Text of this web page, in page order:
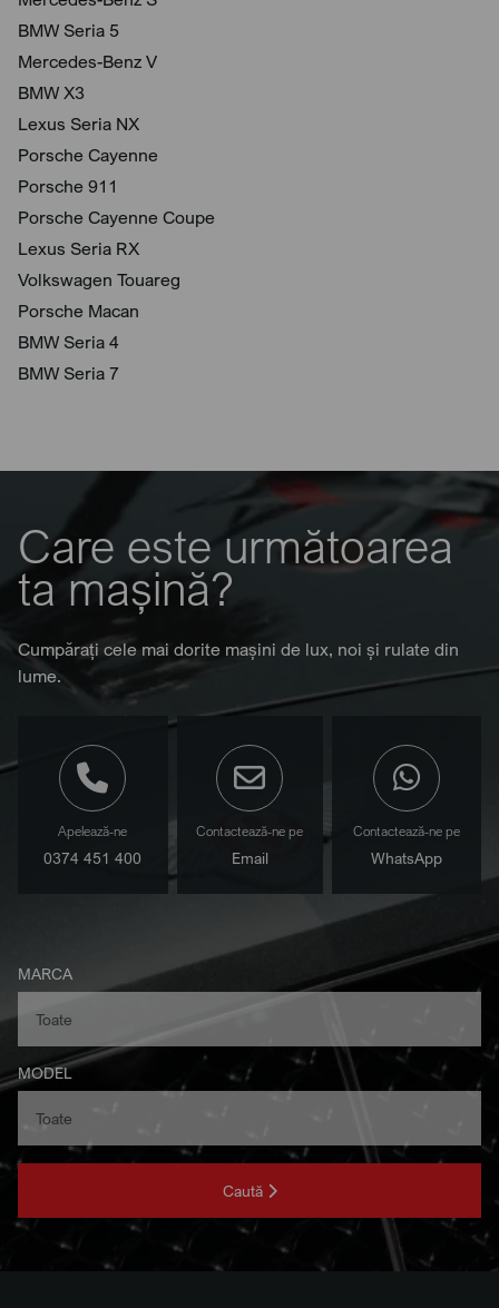
BMW Seria 5
Mercedes-Benz V
BMW X3
Lexus Seria NX
Porsche Cayenne
Porsche 911
Porsche Cayenne Coupe
Lexus Seria RX
Volkswagen Touareg
Porsche Macan
BMW Seria 4
BMW Seria 7
Care este următoarea
ta mașină?
Cumpărați cele mai dorite mașini de lux, noi și rulate din
lume.
Apelează-ne
0374 451 400
Contactează-ne pe
Email
Contactează-ne pe
WhatsApp
MARCA
MODEL
Caută